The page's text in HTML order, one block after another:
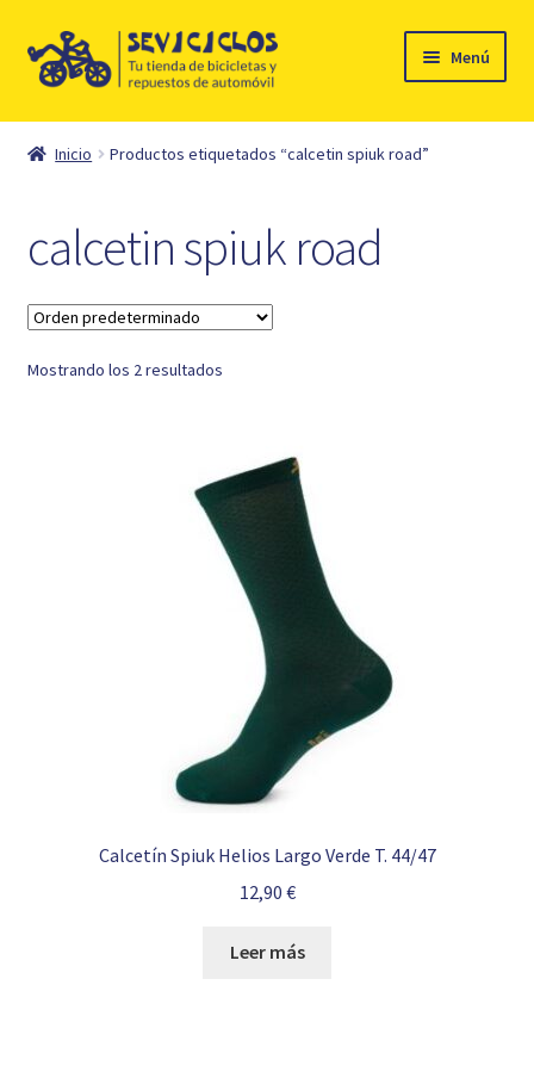
Ir
Ir
al
Menú
Inicio
Automóvil
Mi cuenta
Contacto
Inicio Productos etiquetados “calcetin spiuk road”
calcetin spiuk road
Mostrando los 2 resultados
Calcetín Spiuk Helios Largo Verde T. 44/47
12,90 €
Leer más